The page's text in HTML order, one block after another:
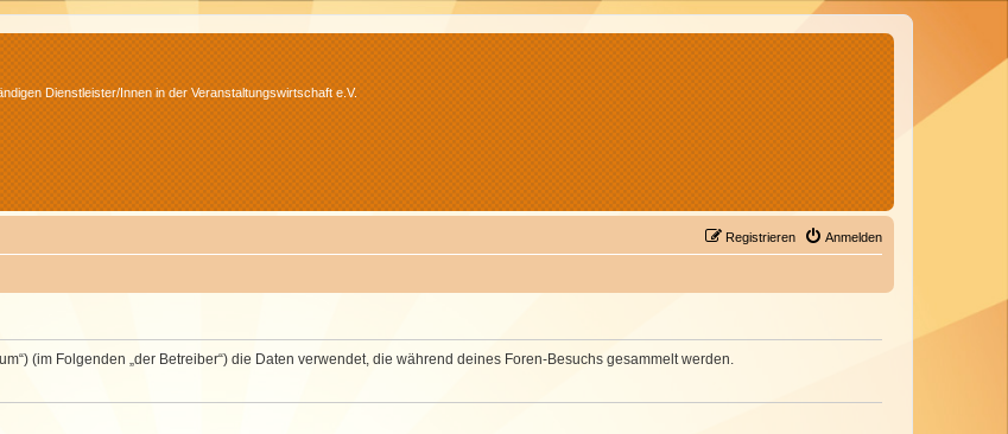
Dienstleister/Innen in der Veranstaltungswirtschaft e.V.
Anmelden
Registrieren
(im Folgenden „der Betreiber“) die Daten verwendet, die während deines Foren-Besuchs gesammelt werden.